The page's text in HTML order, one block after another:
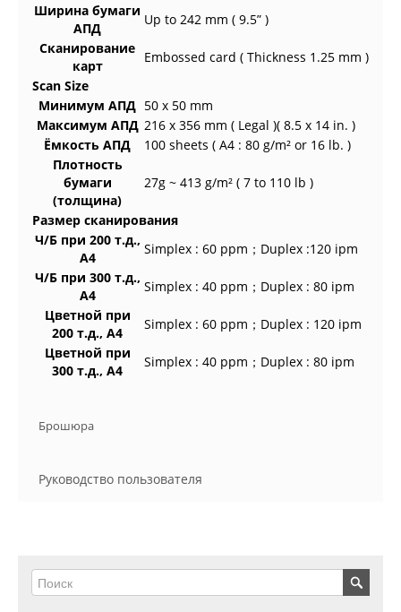
Ширина бумаги
АПД
Up to 242 mm ( 9.5” )
Сканирование
карт
Embossed card ( Thickness 1.25 mm )
Scan Size
Минимум АПД 50 x 50 mm
Максимум АПД 216 x 356 mm ( Legal )( 8.5 x 14 in. )
Ёмкость АПД
100 sheets ( A4 : 80 g/m² or 16 lb. )
Плотность
бумаги
(толщина)
27g ~ 413 g/m² ( 7 to 110 lb )
Размер сканирования
Ч/Б при 200 т.д.,
A4
Simplex : 60 ppm；Duplex :120 ipm
Ч/Б при 300 т.д.,
A4
Simplex : 40 ppm；Duplex : 80 ipm
Цветной при
200 т.д., A4
Simplex : 60 ppm；Duplex : 120 ipm
Цветной при
300 т.д., A4
Simplex : 40 ppm；Duplex : 80 ipm
Брошюра
Руководство пользователя